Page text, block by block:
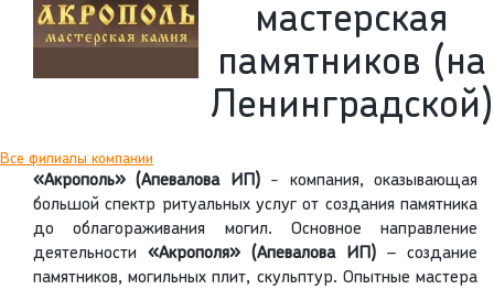
мастерская
памятников (на
Ленинградской)
Все филиалы компании
«Акрополь» (Апевалова ИП)- компания, оказывающая
большой спектр ритуальных услуг от создания памятника
до облагораживания могил. Основное направление
деятельности «Акрополя» (Апевалова ИП) – создание
памятников, могильных плит, скульптур. Опытные мастера